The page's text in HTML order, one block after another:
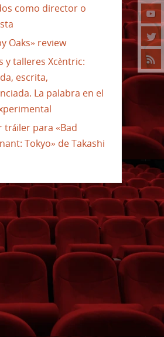
como director o
Oaks» review
y talleres Xcèntric:
escrita,
La palabra en el
tráiler para «Bad
Tokyo» de Takashi